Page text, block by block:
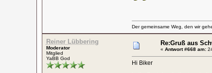
Der gemeinsame Weg, den wir
Reiner Lübbering
Moderator
Mitglied
YaBB God
Re:Gruß aus
« Antwort #668 am:
Hi Biker